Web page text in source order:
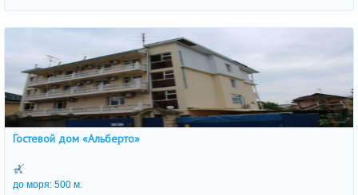
Гостевой дом «Альберто»
до моря: 500 м.